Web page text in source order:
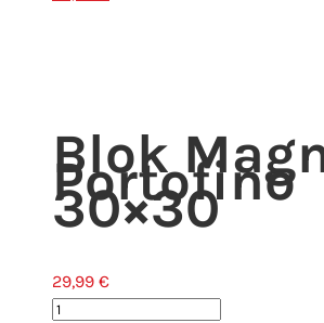
Blok
Portofino
30×30
29,99 €
Blok